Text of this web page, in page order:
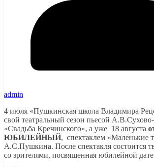
admin
4 июля «Пушкинская школа Владимира
свой театральный сезон пьесой
«Свадьба Кречинского», а уже 18 августа
ЮБИЛЕЙНЫЙ, спектаклем «Маленькие
А.С.Пушкина. После спектакля состоится
со зрителями, посвященная юбилейной дате